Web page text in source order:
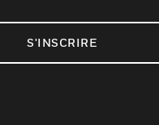
S'INSCRIRE